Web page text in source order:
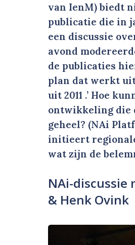
van IenM) biedt
publicatie die in
een discussie
avond
de publicaties
plan dat werkt uit
uit 2011 .’ Hoe
ontwikkeling die
geheel? (NAi
initieert
wat zijn de
NAi-discussie
& Henk Ovink